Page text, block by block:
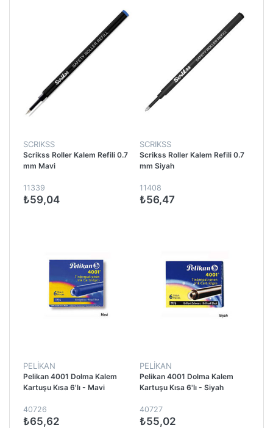
SCRIKSS
Scrikss Roller Kalem Refili 0.7
mm Mavi
11339
₺59,04
SCRIKSS
Scrikss Roller Kalem Refili 0.7
mm Siyah
11408
₺56,47
PELİKAN
Pelikan 4001 Dolma Kalem
Kartuşu Kısa 6'lı - Mavi
40726
₺65,62
PELİKAN
Pelikan 4001 Dolma Kalem
Kartuşu Kısa 6'lı - Siyah
40727
₺55,02